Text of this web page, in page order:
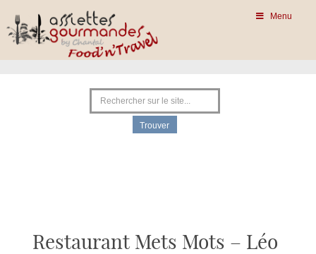
Menu
Restaurant Mets Mots – Léo